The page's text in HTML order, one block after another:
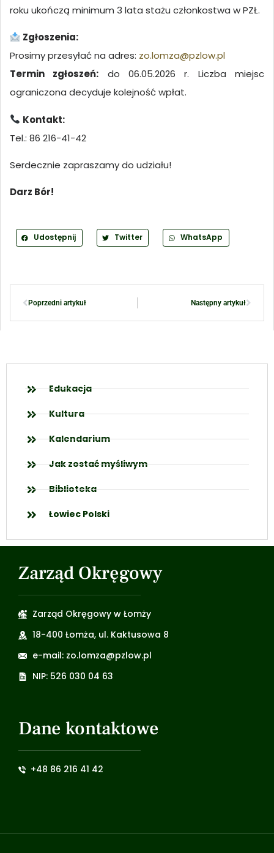
roku ukończą minimum 3 lata stażu członkostwa w PZŁ.
Zgłoszenia:
Prosimy przesyłać na adres: zo.lomza@pzlow.pl
Termin zgłoszeń: do 06.05.2026 r. Liczba miejsc
ograniczona decyduje kolejność wpłat.
Kontakt:
Tel.: 86 216-41-42
Serdecznie zapraszamy do udziału!
Darz Bór!
Udostępnij Twitter WhatsApp
Poprzedni artykuł Następny artykuł
Edukacja
Kultura
Kalendarium
Jak zostać myśliwym
Biblioteka
Łowiec Polski
Zarząd Okręgowy
Zarząd Okręgowy w Łomży
18-400 Łomża, ul. Kaktusowa 8
e-mail: zo.lomza@pzlow.pl
NIP: 526 030 04 63
Dane kontaktowe
+48 86 216 41 42